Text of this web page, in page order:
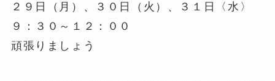
２９日（月）、３０日（火）、３１日〈水〉
９：３０～１２：００
頑張りましょう